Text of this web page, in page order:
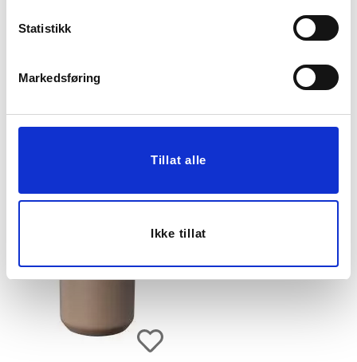
Statistikk
Markedsføring
Tillat alle
Ikke tillat
40X60CM ROSA